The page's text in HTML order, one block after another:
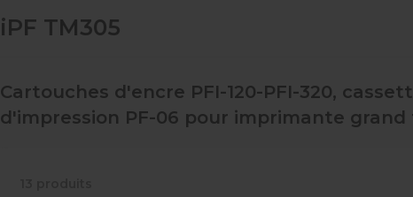
iPF TM305
Cartouches d'encre PFI-120-PFI-320,
d'impression PF-06 pour imprimante grand